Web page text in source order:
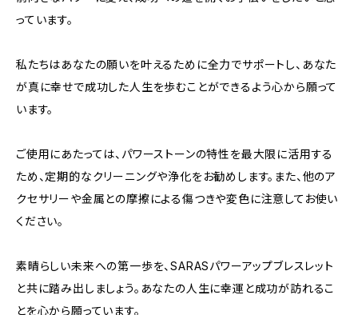
っています。
私たちはあなたの願いを叶えるために全力でサポートし、あなた
が真に幸せで成功した人生を歩むことができるよう心から願って
います。
ご使用にあたっては、パワーストーンの特性を最大限に活用する
ため、定期的なクリーニングや浄化をお勧めします。また、他のア
クセサリーや金属との摩擦による傷つきや変色に注意してお使い
ください。
素晴らしい未来への第一歩を、SARASパワーアップブレスレット
と共に踏み出しましょう。あなたの人生に幸運と成功が訪れるこ
とを心から願っています。